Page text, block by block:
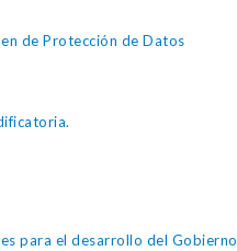
de Protección de Datos
para el desarrollo del Gobierno